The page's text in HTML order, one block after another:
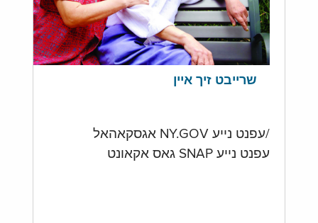
שרייבט זיך איין
/עפנט נייע NY.GOV אגסקאהאל
עפנט נייע SNAP גאס אקאונט